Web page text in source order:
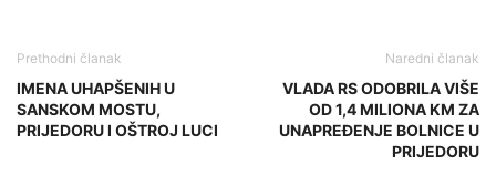
Prethodni članak
IMENA UHAPŠENIH U
SANSKOM MOSTU,
PRIJEDORU I OŠTROJ LUCI
Naredni članak
VLADA RS ODOBRILA VIŠE
OD 1,4 MILIONA KM ZA
UNAPREĐENJE BOLNICE U
PRIJEDORU